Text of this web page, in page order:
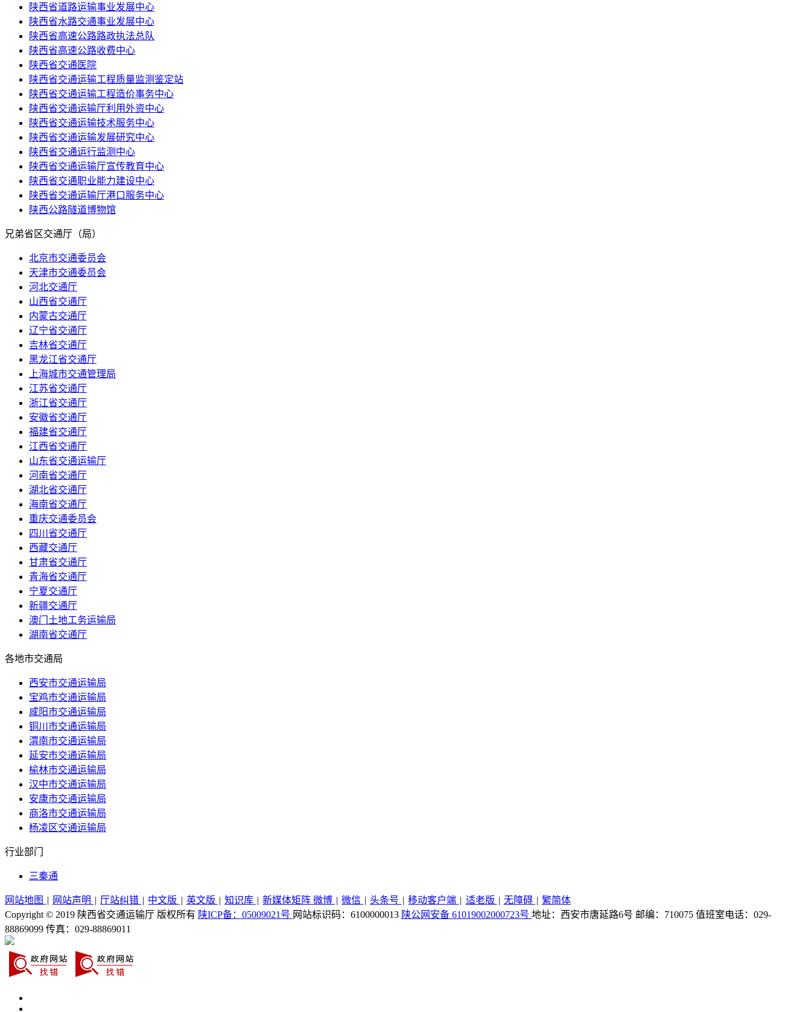
陕西省道路运输事业发展中心
陕西省水路交通事业发展中心
陕西省高速公路路政执法总队
陕西省高速公路收费中心
陕西省交通医院
陕西省交通运输工程质量监测鉴定站
陕西省交通运输工程造价事务中心
陕西省交通运输厅利用外资中心
陕西省交通运输技术服务中心
陕西省交通运输发展研究中心
陕西省交通运行监测中心
陕西省交通运输厅宣传教育中心
陕西省交通职业能力建设中心
陕西省交通运输厅港口服务中心
陕西公路隧道博物馆
兄弟省区交通厅（局）
北京市交通委员会
天津市交通委员会
河北交通厅
山西省交通厅
内蒙古交通厅
辽宁省交通厅
吉林省交通厅
黑龙江省交通厅
上海城市交通管理局
江苏省交通厅
浙江省交通厅
安徽省交通厅
福建省交通厅
江西省交通厅
山东省交通运输厅
河南省交通厅
湖北省交通厅
海南省交通厅
重庆交通委员会
四川省交通厅
西藏交通厅
甘肃省交通厅
青海省交通厅
宁夏交通厅
新疆交通厅
澳门土地工务运输局
湖南省交通厅
各地市交通局
西安市交通运输局
宝鸡市交通运输局
咸阳市交通运输局
铜川市交通运输局
渭南市交通运输局
延安市交通运输局
榆林市交通运输局
汉中市交通运输局
安康市交通运输局
商洛市交通运输局
杨凌区交通运输局
行业部门
三秦通
网站地图 | 网站声明 | 厅站纠错 | 中文版 | 英文版 | 知识库 | 新媒体矩阵 微博 | 微信 | 头条号 | 移动客户端 | 适老版 | 无障碍 | 繁简体
Copyright © 2019 陕西省交通运输厅 版权所有 陕ICP备：05009021号 网站标识码：6100000013 陕公网安备 61019002000723号 地址：西安市唐延路6号 邮编：710075 值班室电话：029-
88869099 传真：029-88869011